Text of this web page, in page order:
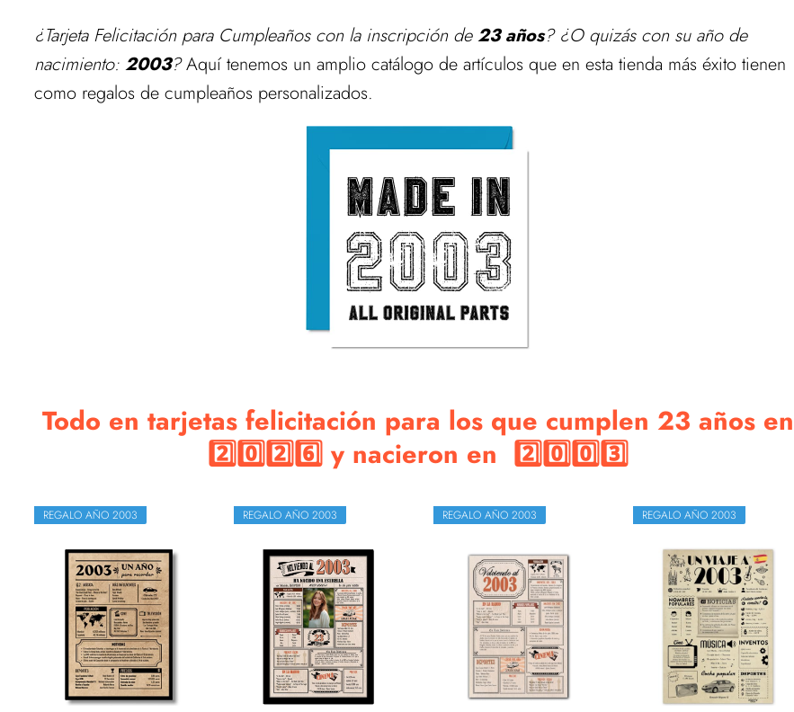
¿Tarjeta Felicitación para Cumpleaños con la inscripción de23 años? ¿O quizás con su año de
nacimiento: 2003?Aquí tenemos un amplio catálogo de artículos que en esta tienda más éxito tienen
como regalos de cumpleaños personalizados.
Todo en tarjetas felicitación para los que cumplen 23 años en
2️⃣0️⃣2️⃣6️⃣ y nacieron en 2️⃣0️⃣0️⃣3️⃣
REGALO AÑO 2003 REGALO AÑO 2003 REGALO AÑO 2003 REGALO AÑO 2003